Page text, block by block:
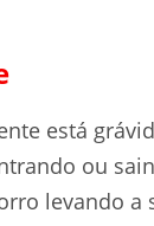
está
ou
levando